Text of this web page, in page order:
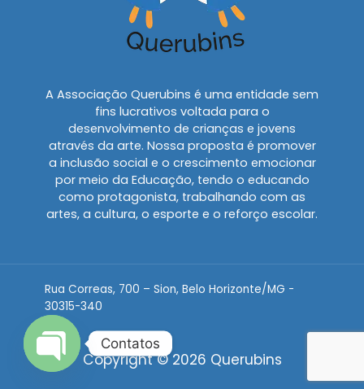
A Associação Querubins é uma entidade sem
fins lucrativos voltada para o
desenvolvimento de crianças e jovens
através da arte. Nossa proposta é promover
a inclusão social e o crescimento emocionar
por meio da Educação, tendo o educando
como protagonista, trabalhando com as
artes, a cultura, o esporte e o reforço escolar.
Rua Correas, 700 – Sion, Belo Horizonte/MG -
30315-340
Copyright © 2026 Querubins
Contatos
OPEN CHATY